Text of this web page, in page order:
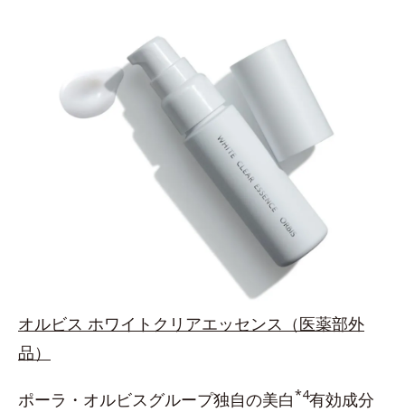
オルビス ホワイトクリアエッセンス（医薬部外
品）
ポーラ・オルビスグループ独自の美白*4有効成分